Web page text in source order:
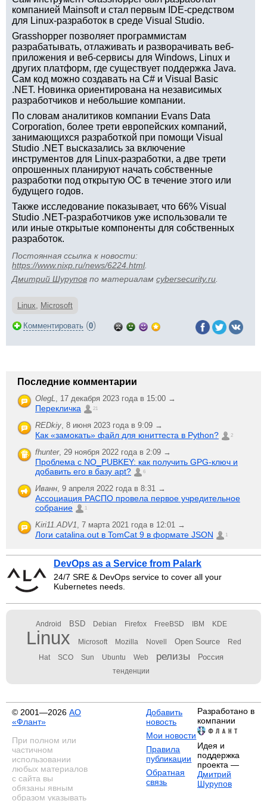
компанией Mainsoft и стал первым IDE-средством
для Linux-разработок в среде Visual Studio.
Grasshopper позволяет программистам
разрабатывать, отлаживать и разворачивать веб-
приложения и веб-сервисы для Windows, Linux и
других платформ, где существует поддержка Java.
Сам код можно создавать на C# и Visual Basic
.NET. Новинка ориентирована на независимых
разработчиков и небольшие компании.
По словам аналитиков компании Evans Data
Corporation, более трети европейских компаний,
занимающихся разработкой при помощи Visual
Studio .NET высказались за включение
инструментов для Linux-разработки, а две трети
опрошенных планируют начать собственные
разработки под открытую ОС в течение этого или
будущего годов.
Также исследование показывает, что 66% Visual
Studio .NET-разработчиков уже использовали те
или иные открытые компоненты для собственных
разработок.
Постоянная ссылка к новости:
https://www.nixp.ru/news/6224.html.
Дмитрий Шурупов по материалам cybersecurity.ru
Linux, Microsoft
Комментировать (0)
Последние комментарии
OlegL, 17 декабря 2023 года в 15:00 →
Перекличка 21
REDkiy, 8 июня 2023 года в 9:09 →
Как «замокать» файл для юниттеста в Python? 2
fhunter, 29 ноября 2022 года в 2:09 →
Проблема с NO_PUBKEY: как получить GPG-ключ и
добавить его в базу apt?
6
Иванн, 9 апреля 2022 года в 8:31 →
Ассоциация РАСПО провела первое учредительное
собрание
1
Kiri11.ADV1, 7 марта 2021 года в 12:01 →
Логи catalina.out в TomCat 9 в формате JSON 1
DevOps as a Service from Palark
24/7 SRE & DevOps service to cover all your
Kubernetes needs.
Android BSD Debian Firefox FreeBSD IBM KDE
Linux Microsoft Mozilla Novell Open Source Red
Hat SCO Sun Ubuntu Web релизы Россия
тенденции
© 2001—2026 АО
«Флант»
При полном или
частичном
использовании
любых материалов
с сайта вы
обязаны явным
образом указывать
Добавить
новость
Мои новости
Правила
публикации
Обратная
связь
Разработано в
компании
Идея и
поддержка
проекта —
Дмитрий
Шурупов